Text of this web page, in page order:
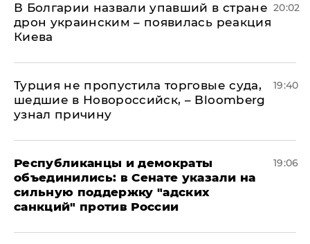
В Болгарии назвали упавший в стране
дрон украинским – появилась реакция
Киева
20:02
Турция не пропустила торговые суда,
шедшие в Новороссийск, – Bloomberg
узнал причину
19:40
Республиканцы и демократы
объединились: в Сенате указали на
сильную поддержку "адских
санкций" против России
19:06